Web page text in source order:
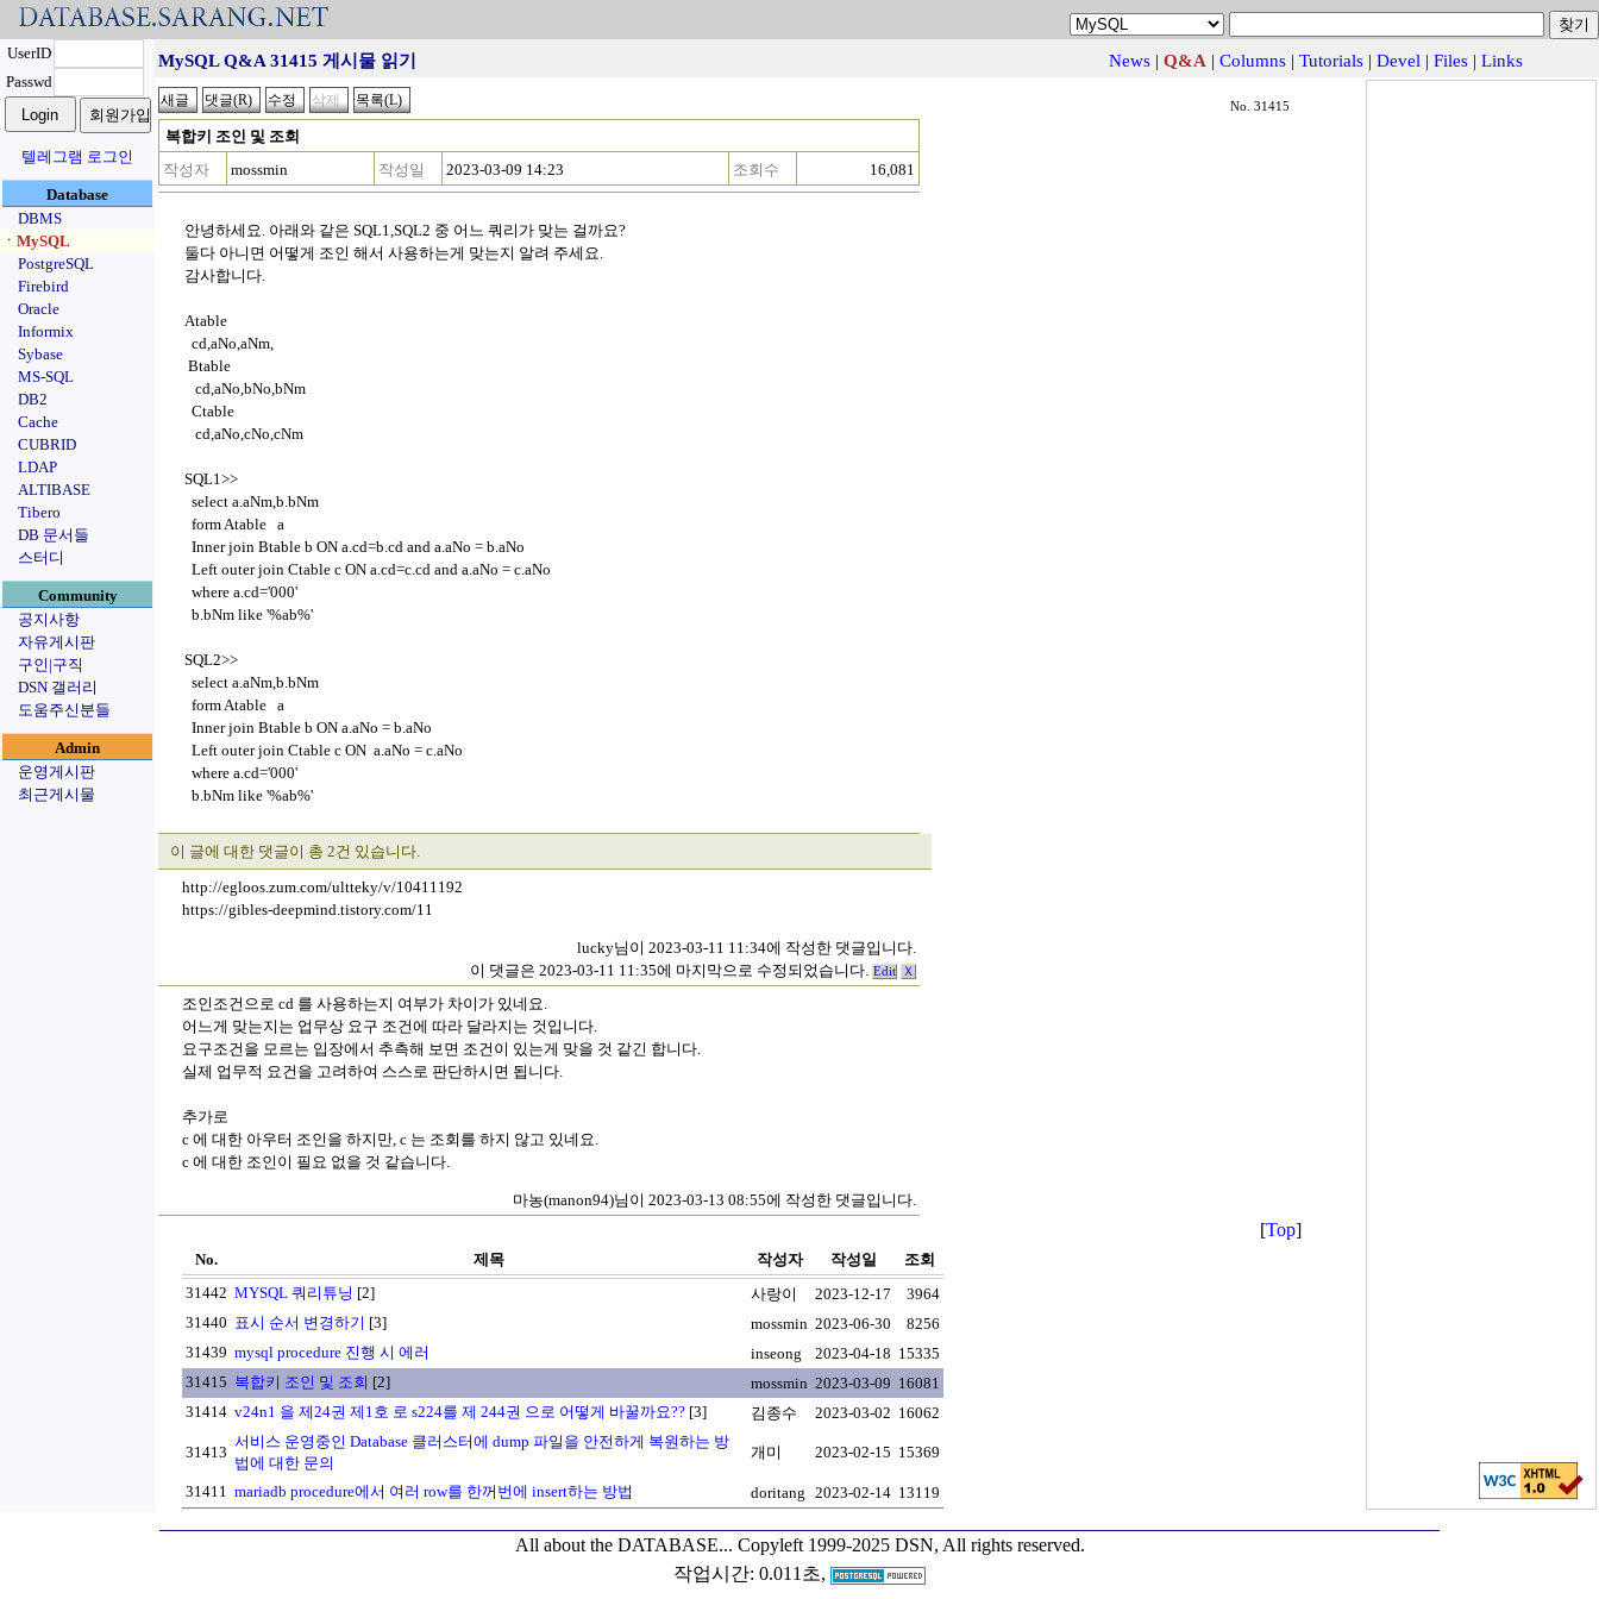
UserID
Passwd
텔레그램 로그인
Database
DBMS
ㆍMySQL
PostgreSQL
Firebird
Oracle
Informix
Sybase
MS-SQL
DB2
Cache
CUBRID
LDAP
ALTIBASE
Tibero
DB 문서들
스터디
Community
공지사항
자유게시판
구인|구직
DSN 갤러리
도움주신분들
Admin
운영게시판
최근게시물
MySQL Q&A 31415 게시물 읽기 News | Q&A | Columns | Tutorials | Devel | Files | Links
No. 31415
복합키 조인 및 조회
작성자
mossmin 작성일 2023-03-09 14:23 조회수 16,081
안녕하세요. 아래와 같은 SQL1,SQL2 중 어느 쿼리가 맞는 걸까요?
둘다 아니면 어떻게 조인 해서 사용하는게 맞는지 알려 주세요.
감사합니다.
Atable
cd,aNo,aNm,
Btable
cd,aNo,bNo,bNm
Ctable
cd,aNo,cNo,cNm
SQL1>>
select a.aNm,b.bNm
form Atable a
Inner join Btable b ON a.cd=b.cd and a.aNo = b.aNo
Left outer join Ctable c ON a.cd=c.cd and a.aNo = c.aNo
where a.cd='000'
b.bNm like '%ab%'
SQL2>>
select a.aNm,b.bNm
form Atable a
Inner join Btable b ON a.aNo = b.aNo
Left outer join Ctable c ON a.aNo = c.aNo
where a.cd='000'
b.bNm like '%ab%'
이 글에 대한 댓글이 총 2건 있습니다.
http://egloos.zum.com/ultteky/v/10411192
https://gibles-deepmind.tistory.com/11
lucky님이 2023-03-11 11:34에 작성한 댓글입니다.
이 댓글은 2023-03-11 11:35에 마지막으로 수정되었습니다. Edit Ｘ
조인조건으로 cd 를 사용하는지 여부가 차이가 있네요.
어느게 맞는지는 업무상 요구 조건에 따라 달라지는 것입니다.
요구조건을 모르는 입장에서 추측해 보면 조건이 있는게 맞을 것 같긴 합니다.
실제 업무적 요건을 고려하여 스스로 판단하시면 됩니다.
추가로
c 에 대한 아우터 조인을 하지만, c 는 조회를 하지 않고 있네요.
c 에 대한 조인이 필요 없을 것 같습니다.
마농(manon94)님이 2023-03-13 08:55에 작성한 댓글입니다.
[Top]
No. 제목 작성자 작성일
조회
31442 MYSQL 쿼리튜닝 [2] 사랑이 2023-12-17
3964
31440 표시 순서 변경하기 [3] mossmin 2023-06-30
8256
31439 mysql procedure 진행 시 에러 inseong 2023-04-18 15335
31415 복합키 조인 및 조회 [2] mossmin 2023-03-09 16081
31414 v24n1 을 제24권 제1호 로 s224를 제 244권 으로 어떻게 바꿀까요?? [3] 김종수 2023-03-02 16062
31413
서비스 운영중인 Database 클러스터에 dump 파일을 안전하게 복원하는 방
법에 대한 문의
개미 2023-02-15 15369
31411 mariadb procedure에서 여러 row를 한꺼번에 insert하는 방법 doritang 2023-02-14 13119
All about the DATABASE... Copyleft 1999-2025 DSN, All rights reserved.
작업시간: 0.011초,